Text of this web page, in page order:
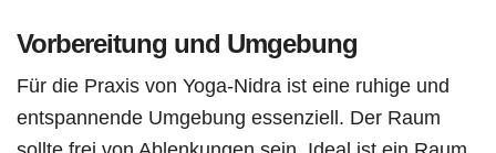
Vorbereitung und Umgebung
Für die Praxis von Yoga-Nidra ist eine ruhige und
entspannende Umgebung essenziell. Der Raum